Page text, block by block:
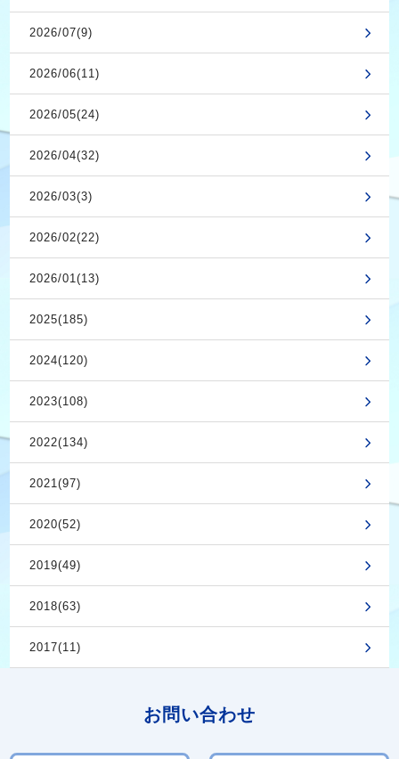
2026/07(9)
2026/06(11)
2026/05(24)
2026/04(32)
2026/03(3)
2026/02(22)
2026/01(13)
2025(185)
2024(120)
2023(108)
2022(134)
2021(97)
2020(52)
2019(49)
2018(63)
2017(11)
お問い合わせ